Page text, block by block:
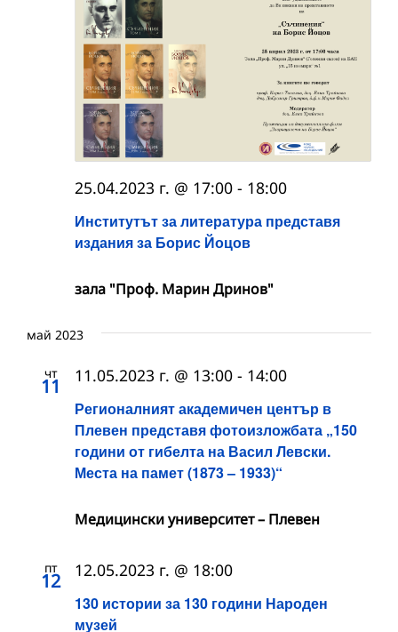
Институтът за литература представя
издания за Борис Йоцов
25.04.2023 г. @ 17:00 - 18:00
зала "Проф. Марин Дринов"
май 2023
чт
11
Регионалният академичен център в
Плевен представя фотоизложбата „150
години от гибелта на Васил Левски.
Места на памет (1873 – 1933)“
11.05.2023 г. @ 13:00 - 14:00
Медицински университет – Плевен
пт
12
130 истории за 130 години Народен
музей
12.05.2023 г. @ 18:00